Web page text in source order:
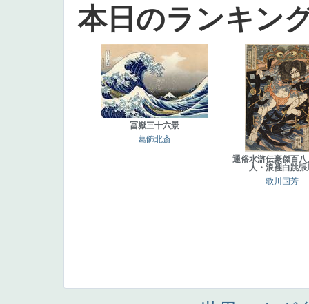
本日のランキン
冨嶽三十六景
葛飾北斎
通俗水滸伝豪傑百八
人・浪裡白跳張
歌川国芳